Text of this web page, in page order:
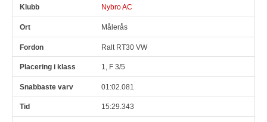
Nybro AC
Målerås
Ralt RT30 VW
1, F 3/5
01:02.081
15:29.343